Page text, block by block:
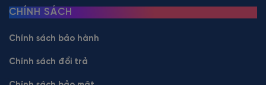
CHÍNH SÁCH
Chính sách bảo hành
Chính sách đổi trả